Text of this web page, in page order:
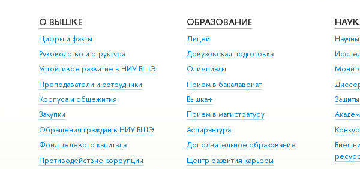
О ВЫШКЕ
Цифры и факты
Руководство и структура
Устойчивое развитие в НИУ ВШЭ
Преподаватели и сотрудники
Корпуса и общежития
Закупки
Обращения граждан в НИУ ВШЭ
Фонд целевого капитала
Противодействие коррупции
ОБРАЗОВАНИЕ
Лицей
Довузовская подготовка
Олимпиады
Прием в бакалавриат
Вышка+
Прием в магистратуру
Аспирантура
Дополнительное образование
Центр развития карьеры